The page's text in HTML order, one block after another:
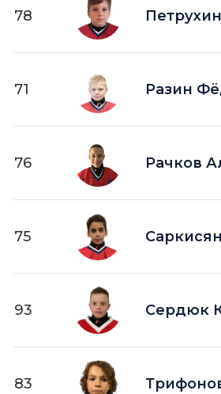
78
71 Разин
76 Рачков
75
93 Сердюк
83